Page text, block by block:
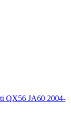
QX56 JA60 2004-